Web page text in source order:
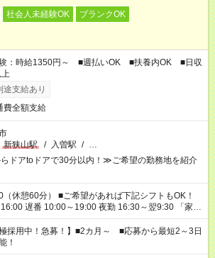
社会人未経験OK
ブランクOK
：時給1350円～ ■週払いOK ■扶養内OK ■日収
途支給あり
費全額支給
新狭山駅 / 入曽駅 / …
ドアtoドアで30分以内！≫ご希望の勤務地を紹介
希望があれば下記シフトもOK！
遅番 10:00～19:00 夜勤 16:30～翌9:30 「家族
せたい」 「余裕を持って夕飯の準備がしたい」
残業はしたくない」 など、ご希望を教えてください
のお仕事の勤務時間。 合計で週40時間を超える場
極採用中！急募！】■2カ月～ ■応募から最短2～3日
！